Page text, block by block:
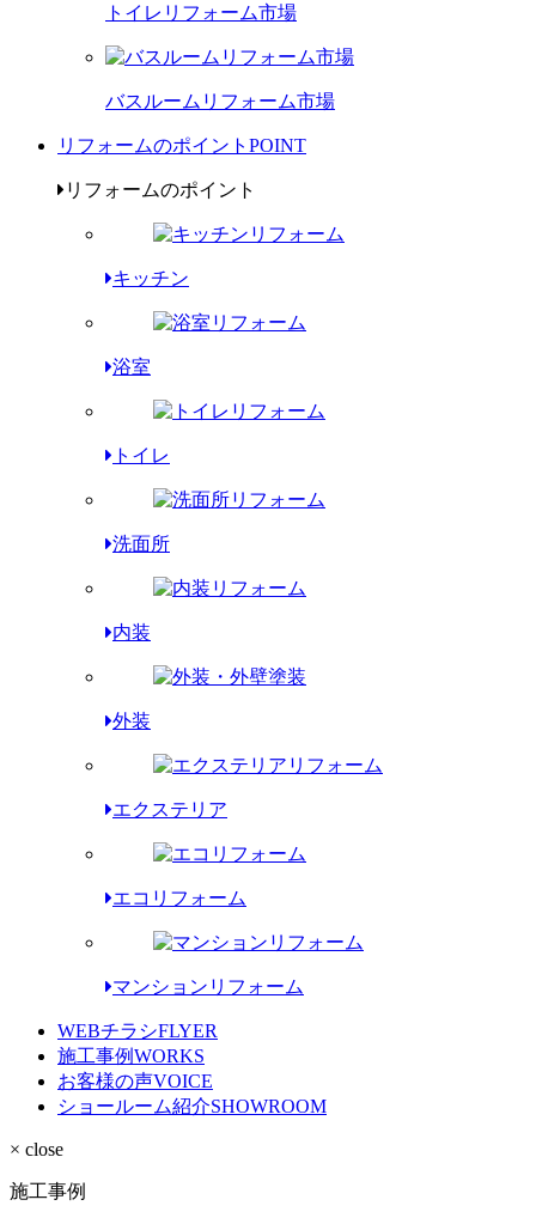
トイレリフォーム市場
バスルームリフォーム市場
リフォームのポイント POINT
リフォームのポイント
キッチン
浴室
トイレ
洗面所
内装
外装
エクステリア
エコリフォーム
マンションリフォーム
WEBチラシFLYER
施工事例WORKS
お客様の声VOICE
ショールーム紹介SHOWROOM
× close
施工事例